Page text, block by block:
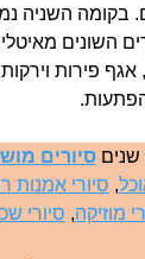
בקומה השניה
השונים
פירות
סיורים
, סיורי אמנות
מוזיקה, סיורי